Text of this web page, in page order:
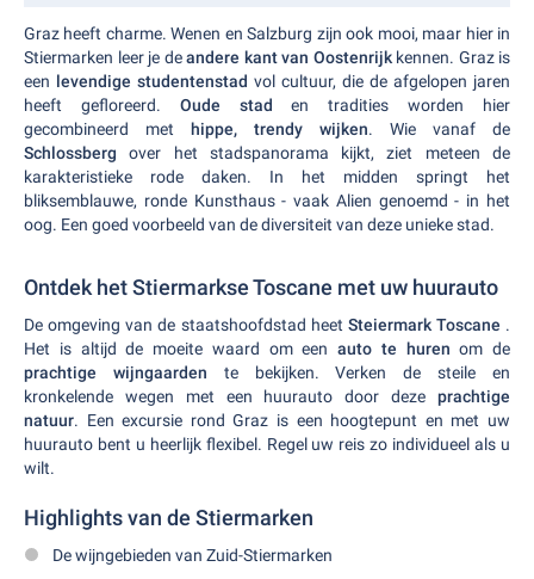
Graz heeft charme. Wenen en Salzburg zijn ook mooi, maar hier in
Stiermarken leer je deandere kant van Oostenrijkkennen. Graz is
een levendige studentenstad vol cultuur, die de afgelopen jaren
heeft gefloreerd. Oude stad en tradities worden hier
gecombineerd met hippe, trendy wijken. Wie vanaf de
Schlossbergover het stadspanorama kijkt, ziet meteen de
karakteristieke rode daken. In het midden springt het
bliksemblauwe, ronde Kunsthaus - vaak Alien genoemd - in het
oog. Een goed voorbeeld van de diversiteit van deze unieke stad.
Ontdek het Stiermarkse Toscane met uw huurauto
De omgeving van de staatshoofdstad heet Steiermark Toscane .
Het is altijd de moeite waard om een auto te huren om de
prachtige wijngaarden te bekijken. Verken de steile en
kronkelende wegen met een huurauto door deze prachtige
natuur. Een excursie rond Graz is een hoogtepunt en met uw
huurauto bent u heerlijk flexibel. Regel uw reis zo individueel als u
wilt.
Highlights van de Stiermarken
De wijngebieden van Zuid-Stiermarken